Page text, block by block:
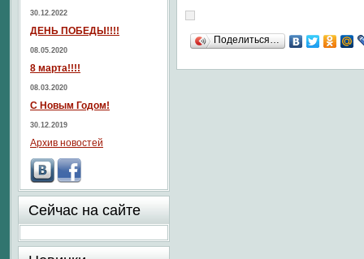
Поделиться…
30.12.2022
ДЕНЬ ПОБЕДЫ!!!!
08.05.2020
8 марта!!!!
08.03.2020
С Новым Годом!
30.12.2019
Архив новостей
Сейчас на сайте